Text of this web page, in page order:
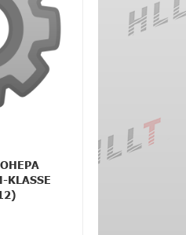
KLASSE